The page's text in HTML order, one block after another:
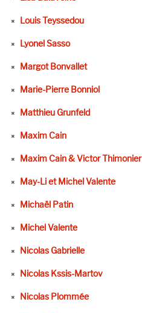
Louis Teyssedou
Lyonel Sasso
Margot Bonvallet
Marie-Pierre Bonniol
Matthieu Grunfeld
Maxim Cain
Maxim Cain & Victor Thimonier
May-Li et Michel Valente
Michaël Patin
Michel Valente
Nicolas Gabrielle
Nicolas Kssis-Martov
Nicolas Plommée